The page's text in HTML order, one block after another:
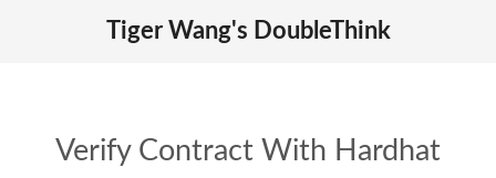
Tiger Wang's DoubleThink
Verify Contract With Hardhat